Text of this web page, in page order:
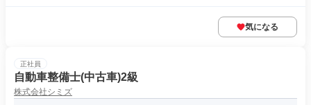
気になる
正社員
自動車整備士(中古車)2級
株式会社シミズ